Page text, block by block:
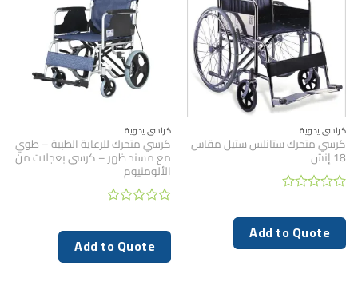
كراسي يدوية
كرسي متحرك ستانلس ستيل مقاس
18 إنش
0
من
5
Add to Quote
كراسي يدوية
كرسي متحرك للرعاية الطبية – طوي
مع مسند ظهر – كرسي بعجلات من
الألومنيوم
0
من
5
Add to Quote